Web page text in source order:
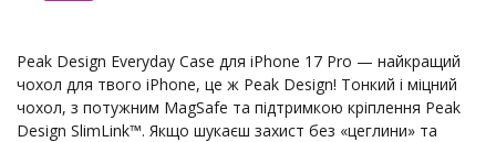
Peak Design Everyday Case для iPhone 17 Pro — найкращий
чохол для твого iPhone, це ж Peak Design! Тонкий і міцний
чохол, з потужним MagSafe та підтримкою кріплення Peak
Design SlimLink™. Якщо шукаєш захист без «цеглини» та